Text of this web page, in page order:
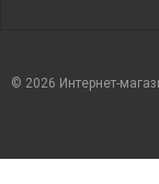
© 2026 Интернет-